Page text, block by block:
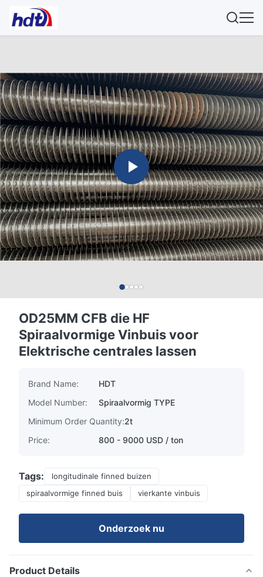
OD25MM CFB die HF
Spiraalvormige Vinbuis voor
Elektrische centrales lassen
Brand Name:
HDT
Model Number:
Spiraalvormig TYPE
Minimum Order Quantity:2t
Price:
800 - 9000 USD / ton
Tags:
longitudinale finned buizen
spiraalvormige finned buis
vierkante vinbuis
Onderzoek nu
Product Details